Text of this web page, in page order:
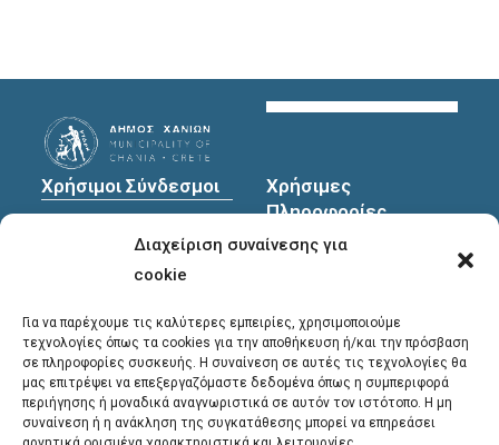
Διαχείριση συναίνεσης για
cookie
Για να παρέχουμε τις καλύτερες εμπειρίες, χρησιμοποιούμε
τεχνολογίες όπως τα cookies για την αποθήκευση ή/και την πρόσβαση
σε πληροφορίες συσκευής. Η συναίνεση σε αυτές τις τεχνολογίες θα
μας επιτρέψει να επεξεργαζόμαστε δεδομένα όπως η συμπεριφορά
περιήγησης ή μοναδικά αναγνωριστικά σε αυτόν τον ιστότοπο. Η μη
συναίνεση ή η ανάκληση της συγκατάθεσης μπορεί να επηρεάσει
Χρήσιμοι Σύνδεσμοι
Προσωπικών
Χρήσιμες
Πληροφορίες
Διεύθυνση
Χανιά, 731 35
Τηλέφωνα
επικοινωνίας:
28213 41661 28213